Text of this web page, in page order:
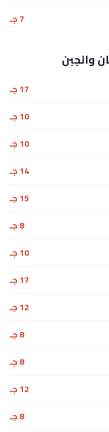
7 جـ
والجبن
17 جـ
10 جـ
10 جـ
14 جـ
15 جـ
8 جـ
10 جـ
17 جـ
12 جـ
8 جـ
8 جـ
12 جـ
8 جـ